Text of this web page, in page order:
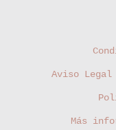
Aviso
Más